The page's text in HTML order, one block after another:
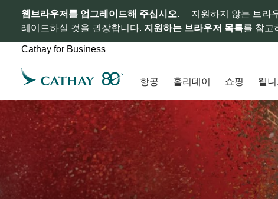
웹브라우저를 업그레이드해 주십시오.
지원하지 않는 브라
레이드하실 것을 권장합니다. 지원하는 브라우저 목록를 참고
Cathay for Business
항공 홀리데이 쇼핑 웰